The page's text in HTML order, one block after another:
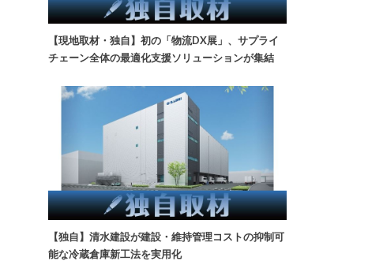
【現地取材・独自】初の「物流DX展」、サプライ
チェーン全体の最適化支援ソリューションが集結
【独自】清水建設が建設・維持管理コストの抑制可
能な冷蔵倉庫新工法を実用化